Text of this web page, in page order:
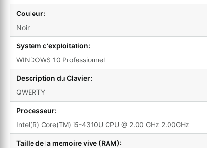
Couleur:
Noir
System d'exploitation:
WINDOWS 10 Professionnel
Description du Clavier:
QWERTY
Processeur:
Intel(R) Core(TM) i5-4310U CPU @ 2.00 GHz 2.00GHz
Taille de la memoire vive (RAM):